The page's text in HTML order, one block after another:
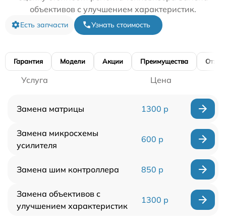
объективов с улучшением характеристик.
Есть запчасти Узнать стоимость
Гарантия Модели Акции Преимущества
Услуга Цена
Замена матрицы 1300 р
Замена микросхемы
усилителя
600 р
Замена шим контроллера 850 р
Замена объективов с
улучшением характеристик
1300 р